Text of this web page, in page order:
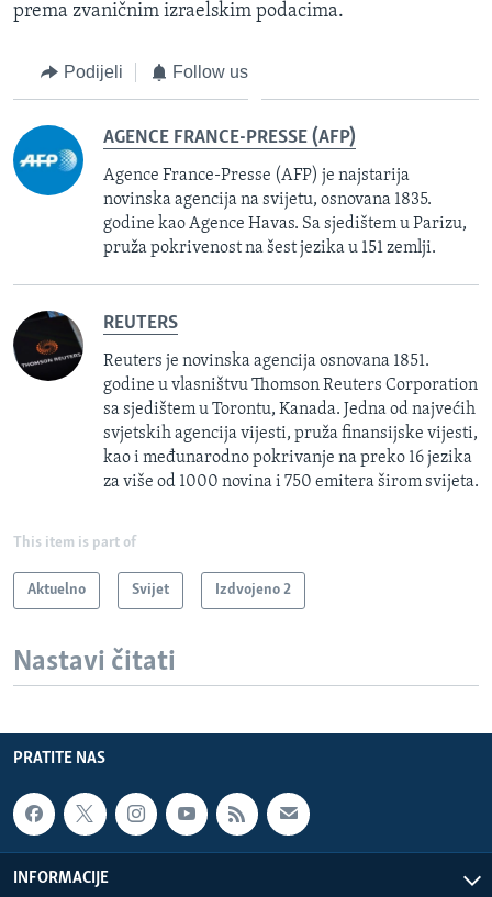
prema zvaničnim izraelskim podacima.
Podijeli Follow us
AGENCE FRANCE-PRESSE (AFP)
Agence France-Presse (AFP) je najstarija
novinska agencija na svijetu, osnovana 1835.
godine kao Agence Havas. Sa sjedištem u Parizu,
pruža pokrivenost na šest jezika u 151 zemlji.
REUTERS
Reuters je novinska agencija osnovana 1851.
godine u vlasništvu Thomson Reuters Corporation
sa sjedištem u Torontu, Kanada. Jedna od najvećih
svjetskih agencija vijesti, pruža finansijske vijesti,
kao i međunarodno pokrivanje na preko 16 jezika
za više od 1000 novina i 750 emitera širom svijeta.
This item is part of
Aktuelno Svijet Izdvojeno 2
Nastavi čitati
PRATITE NAS
INFORMACIJE